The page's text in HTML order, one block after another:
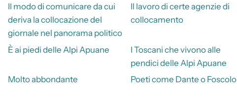
Il modo di comunicare da cui
deriva la collocazione del
giornale nel panorama politico
Il lavoro di certe agenzie di
collocamento
È ai piedi delle Alpi Apuane
I Toscani che vivono alle
pendici delle Alpi Apuane
Molto abbondante Poeti come Dante o Foscolo